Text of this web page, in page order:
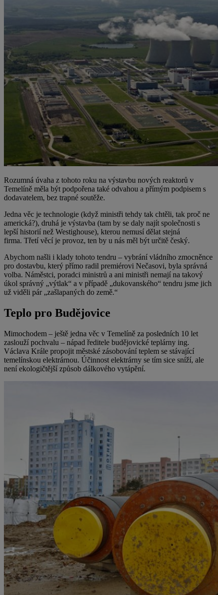
Rozumná úvaha z tohoto roku na výstavbu nových reaktorů v
Temelíně měla být podpořena také odvahou a přímým podpisem s
dodavatelem, bez trapné soutěže.
Jedna věc je technologie (když ministři tehdy tak chtěli, tak proč ne
americká?), druhá je výstavba (tam by se daly najít společnosti s
lepší historií než Westighouse), kterou nemusí dělat stejná
firma. Třetí věcí je provoz, ten by u nás měl být určitě český.
Abychom našli i klady tohoto tendru – vybrání vládního zmocněnce
pro dostavbu, který přímo radil premiérovi Nečasovi, byla správná
volba. Náměstci, poradci ministrů a ani ministři nemají na takový
úkol správný „výtlak“ a v případě „dukovanského“ tendru jsme jich
už viděli pár „zašlapaných do země.“
Teplo pro Budějovice
Mimochodem – ještě jedna věc v Temelíně za posledních 10 let
zaslouží pochvalu – nápad ředitele budějovické teplárny ing.
Václava Krále propojit městské zásobování teplem se stávající
temelínskou elektrárnou. Účinnost elektrárny se tím sice sníží, ale
není ekologičtější způsob dálkového vytápění.